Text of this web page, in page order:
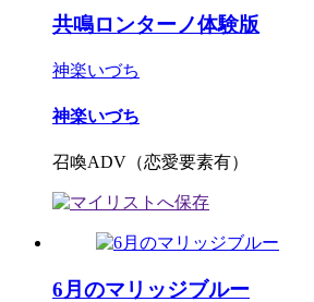
共鳴ロンターノ体験版
神楽いづち
神楽いづち
召喚ADV（恋愛要素有）
6月のマリッジブルー